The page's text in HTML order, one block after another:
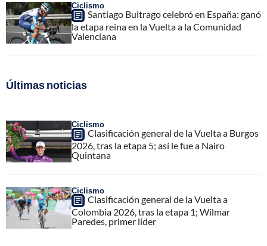
Ciclismo
Santiago Buitrago celebró en España: ganó
la etapa reina en la Vuelta a la Comunidad
Valenciana
Últimas noticias
Ciclismo
Clasificación general de la Vuelta a Burgos
2026, tras la etapa 5; así le fue a Nairo
Quintana
Ciclismo
Clasificación general de la Vuelta a
Colombia 2026, tras la etapa 1; Wilmar
Paredes, primer líder